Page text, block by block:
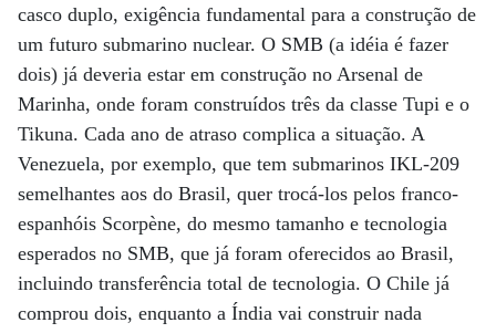
casco duplo, exigência fundamental para a construção de
um futuro submarino nuclear. O SMB (a idéia é fazer
dois) já deveria estar em construção no Arsenal de
Marinha, onde foram construídos três da classe Tupi e o
Tikuna. Cada ano de atraso complica a situação. A
Venezuela, por exemplo, que tem submarinos IKL-209
semelhantes aos do Brasil, quer trocá-los pelos franco-
espanhóis Scorpène, do mesmo tamanho e tecnologia
esperados no SMB, que já foram oferecidos ao Brasil,
incluindo transferência total de tecnologia. O Chile já
comprou dois, enquanto a Índia vai construir nada